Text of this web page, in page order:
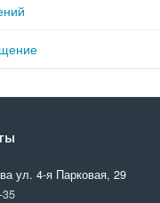
ул. 4-я Парковая, 29
35